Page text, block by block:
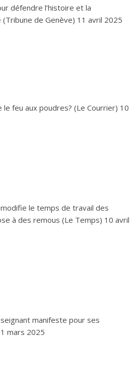
défendre l’histoire et la
de Genève) 11 avril 2025
feu aux poudres? (Le Courrier) 10
le temps de travail des
à des remous (Le Temps) 10 avril
manifeste pour ses
mars 2025